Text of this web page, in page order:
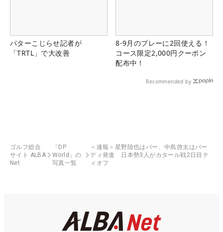
パターこじらせ記者が
「TRTL」で大改善
8-9月のプレーに2回使える！
コース限定2,000円クーポン
配布中！
Recommended by
ゴルフ総合
サイト ALBA
Net
「DP
World」の
写真一覧
＜速報＞星野陸也はパー、中島啓太はバー
ディ発進 日本勢3人がカタール戦2日目テ
ィオフ